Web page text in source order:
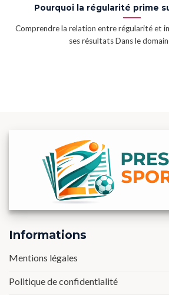
Pourquoi la régularité prime
Comprendre la relation entre régularité et
ses résultats Dans le
Informations
Mentions légales
Politique de confidentialité